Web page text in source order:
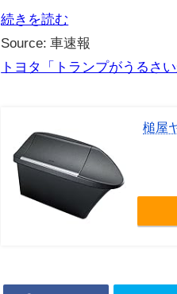
続きを読む
Source: 車速報
トヨタ「トランプがうるさ
槌屋